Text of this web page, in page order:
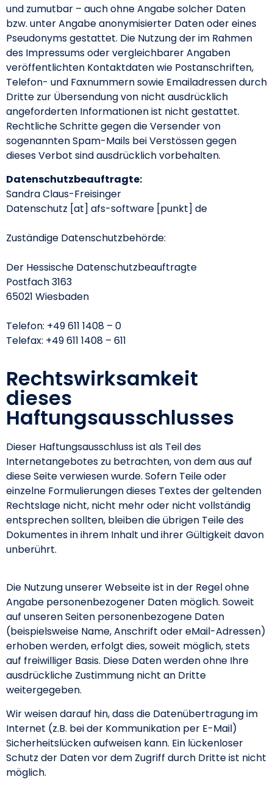
und zumutbar – auch ohne Angabe solcher Daten
bzw. unter Angabe anonymisierter Daten oder eines
Pseudonyms gestattet. Die Nutzung der im Rahmen
des Impressums oder vergleichbarer Angaben
veröffentlichten Kontaktdaten wie Postanschriften,
Telefon- und Faxnummern sowie Emailadressen durch
Dritte zur Übersendung von nicht ausdrücklich
angeforderten Informationen ist nicht gestattet.
Rechtliche Schritte gegen die Versender von
sogenannten Spam-Mails bei Verstössen gegen
dieses Verbot sind ausdrücklich vorbehalten.
Datenschutzbeauftragte:
Sandra Claus-Freisinger
Datenschutz [at] afs-software [punkt] de
Zuständige Datenschutzbehörde:
Der Hessische Datenschutzbeauftragte
Postfach 3163
65021 Wiesbaden
Telefon: +49 611 1408 – 0
Telefax: +49 611 1408 – 611
Rechtswirksamkeit
dieses
Haftungsausschlusses
Dieser Haftungsausschluss ist als Teil des
Internetangebotes zu betrachten, von dem aus auf
diese Seite verwiesen wurde. Sofern Teile oder
einzelne Formulierungen dieses Textes der geltenden
Rechtslage nicht, nicht mehr oder nicht vollständig
entsprechen sollten, bleiben die übrigen Teile des
Dokumentes in ihrem Inhalt und ihrer Gültigkeit davon
unberührt.
Die Nutzung unserer Webseite ist in der Regel ohne
Angabe personenbezogener Daten möglich. Soweit
auf unseren Seiten personenbezogene Daten
(beispielsweise Name, Anschrift oder eMail-Adressen)
erhoben werden, erfolgt dies, soweit möglich, stets
auf freiwilliger Basis. Diese Daten werden ohne Ihre
ausdrückliche Zustimmung nicht an Dritte
weitergegeben.
Wir weisen darauf hin, dass die Datenübertragung im
Internet (z.B. bei der Kommunikation per E-Mail)
Sicherheitslücken aufweisen kann. Ein lückenloser
Schutz der Daten vor dem Zugriff durch Dritte ist nicht
möglich.